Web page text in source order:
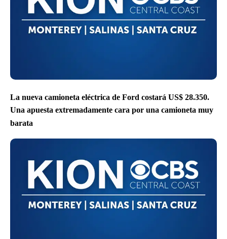
La nueva camioneta eléctrica de Ford costará US$ 28.350.
Una apuesta extremadamente cara por una camioneta muy
barata